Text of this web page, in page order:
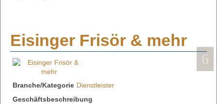
Eisinger Frisör & mehr
Branche/Kategorie Dienstleister
Geschäftsbeschreibung